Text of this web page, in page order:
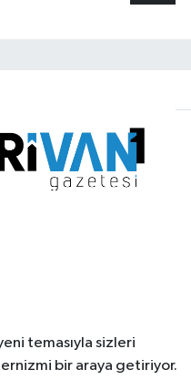
temasıyla sizleri
bir araya getiriyor.